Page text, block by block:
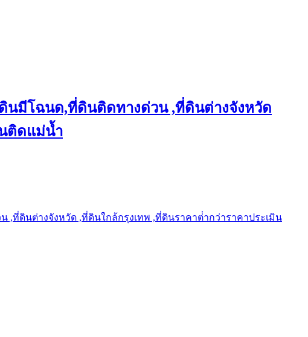
นมีโฉนด,ที่ดินติดทางด่วน ,ที่ดินต่างจังหวัด
ติดแม่น้ำ
ที่ดินต่างจังหวัด ,ที่ดินใกล้กรุงเทพ ,ที่ดินราคาต่ํากว่าราคาประเมิน